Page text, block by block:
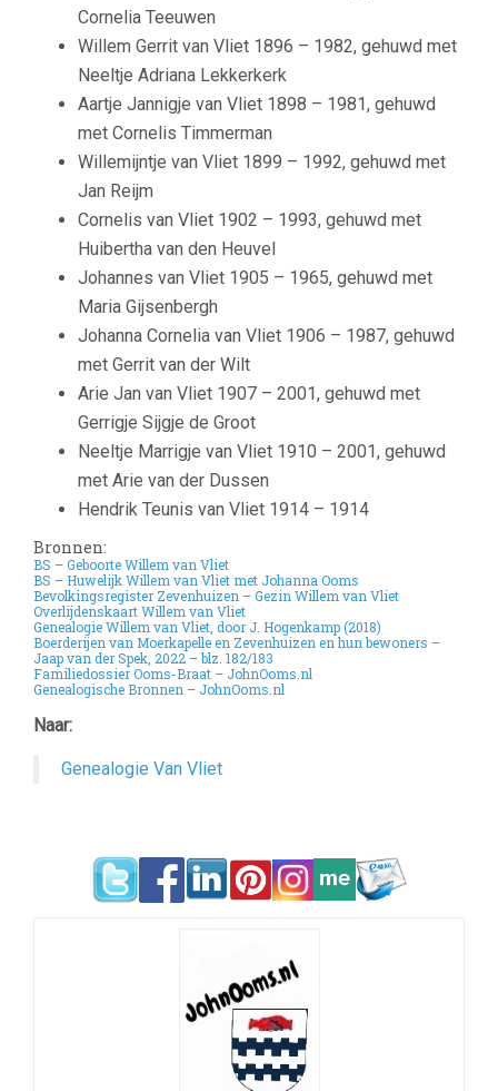
Cornelia Teeuwen
Willem Gerrit van Vliet 1896 – 1982, gehuwd met
Neeltje Adriana Lekkerkerk
Aartje Jannigje van Vliet 1898 – 1981, gehuwd
met Cornelis Timmerman
Willemijntje van Vliet 1899 – 1992, gehuwd met
Jan Reijm
Cornelis van Vliet 1902 – 1993, gehuwd met
Huibertha van den Heuvel
Johannes van Vliet 1905 – 1965, gehuwd met
Maria Gijsenbergh
Johanna Cornelia van Vliet 1906 – 1987, gehuwd
met Gerrit van der Wilt
Arie Jan van Vliet 1907 – 2001, gehuwd met
Gerrigje Sijgje de Groot
Neeltje Marrigje van Vliet 1910 – 2001, gehuwd
met Arie van der Dussen
Hendrik Teunis van Vliet 1914 – 1914
Bronnen:
BS – Geboorte Willem van Vliet
BS – Huwelijk Willem van Vliet met Johanna Ooms
Bevolkingsregister Zevenhuizen – Gezin Willem van Vliet
Overlijdenskaart Willem van Vliet
Genealogie Willem van Vliet, door J. Hogenkamp (2018)
Boerderijen van Moerkapelle en Zevenhuizen en hun bewoners –
Jaap van der Spek, 2022 – blz. 182/183
Familiedossier Ooms-Braat – JohnOoms.nl
Genealogische Bronnen – JohnOoms.nl
Naar:
Genealogie Van Vliet